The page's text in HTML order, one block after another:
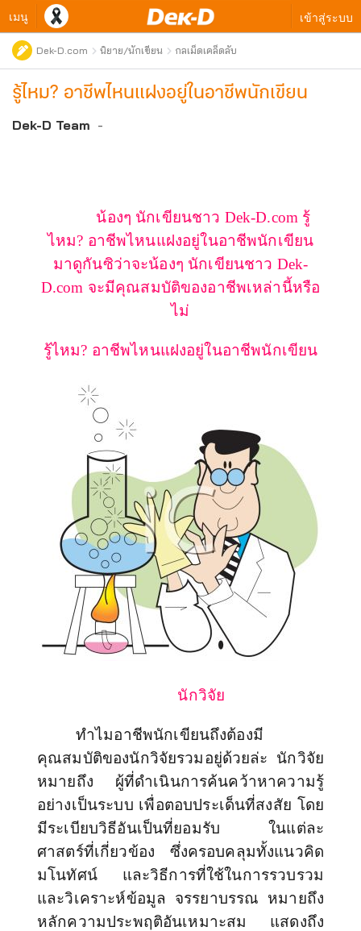
เมนู เข้าสู่ระบบ
Dek-D.com นิยาย/นักเขียน กลเม็ดเคล็ดลับ
รู้ไหม? อาชีพไหนแฝงอยู่ในอาชีพนักเขียน
Dek-D Team -
น้องๆ นักเขียนชาว Dek-D.com รู้
ไหม? อาชีพไหนแฝงอยู่ในอาชีพนักเขียน
มาดูกันซิว่าจะน้องๆ นักเขียนชาว Dek-
D.com จะมีคุณสมบัติของอาชีพเหล่านี้หรือ
ไม่
รู้ไหม? อาชีพไหนแฝงอยู่ในอาชีพนักเขียน
นักวิจัย
ทำไมอาชีพนักเขียนถึงต้องมี
คุณสมบัติของนักวิจัยรวมอยู่ด้วยล่ะ นักวิจัย
หมายถึง ผู้ที่ดำเนินการค้นคว้าหาความรู้
อย่างเป็นระบบ เพื่อตอบประเด็นที่สงสัย โดย
มีระเบียบวิธีอันเป็นที่ยอมรับ ในแต่ละ
ศาสตร์ที่เกี่ยวข้อง ซึ่งครอบคลุมทั้งแนวคิด
มโนทัศน์ และวิธีการที่ใช้ในการรวบรวม
และวิเคราะห์ข้อมูล จรรยาบรรณ หมายถึง
หลักความประพฤติอันเหมาะสม แสดงถึง